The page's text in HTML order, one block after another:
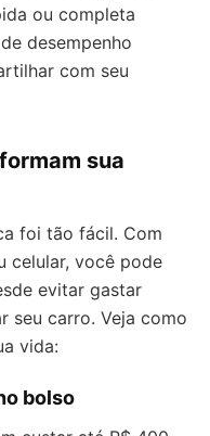
ou completa
desempenho
com seu
sua
foi tão fácil. Com
celular, você pode
evitar gastar
seu carro. Veja como
vida:
bolso